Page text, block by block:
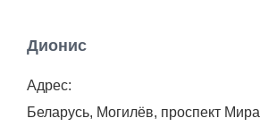
Каталог
Работа
Дионис
Адрес:
Беларусь, Могилёв, проспект